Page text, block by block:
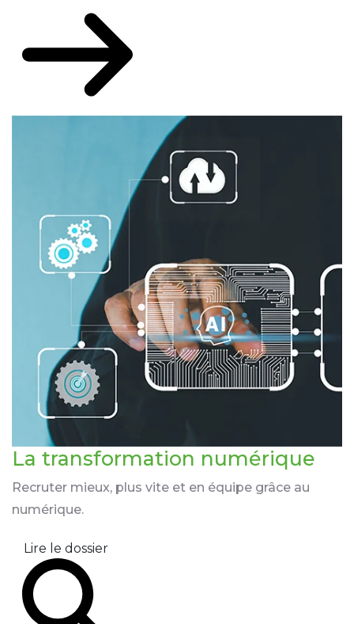
La transformation numérique
Recruter mieux, plus vite et en équipe grâce au
numérique.
Lire le dossier